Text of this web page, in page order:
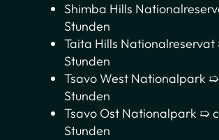
Shimba Hills
Stunden
Taita Hills
Stunden
Tsavo West Nationalpark
Stunden
Tsavo Ost Nationalpark ➯
Stunden